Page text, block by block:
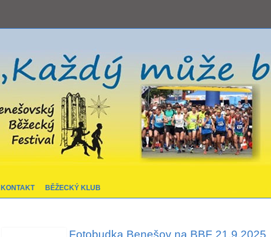
KONTAKT BĚŽECKÝ KLUB
Fotobudka Benešov na BBF 21.9.2025